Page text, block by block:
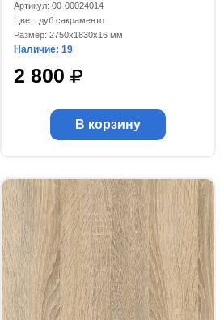
Артикул: 00-00024014
Цвет: дуб сакраменто
Размер: 2750x1830x16 мм
Наличие: 19
2 800
В корзину